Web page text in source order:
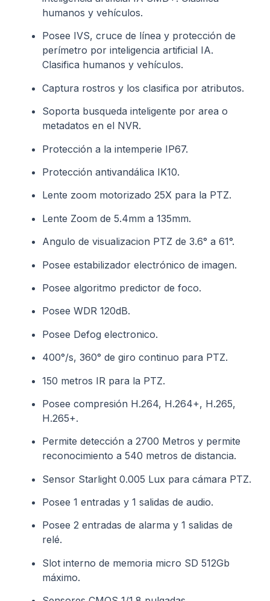
humanos y vehículos.
Posee IVS, cruce de línea y protección de
perímetro por inteligencia artificial IA.
Clasifica humanos y vehículos.
Captura rostros y los clasifica por atributos.
Soporta busqueda inteligente por area o
metadatos en el NVR.
Protección a la intemperie IP67.
Protección antivandálica IK10.
Lente zoom motorizado 25X para la PTZ.
Lente Zoom de 5.4mm a 135mm.
Angulo de visualizacion PTZ de 3.6° a 61°.
Posee estabilizador electrónico de imagen.
Posee algoritmo predictor de foco.
Posee WDR 120dB.
Posee Defog electronico.
400°/s, 360° de giro continuo para PTZ.
150 metros IR para la PTZ.
Posee compresión H.264, H.264+, H.265,
H.265+.
Permite detección a 2700 Metros y permite
reconocimiento a 540 metros de distancia.
Sensor Starlight 0.005 Lux para cámara PTZ.
Posee 1 entradas y 1 salidas de audio.
Posee 2 entradas de alarma y 1 salidas de
relé.
Slot interno de memoria micro SD 512Gb
máximo.